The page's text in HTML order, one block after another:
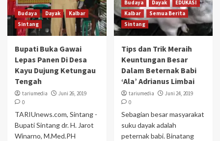
Budaya Dayak
Kalbar
Sintang
Bupati Buka Gawai
Lepas Panen Di Desa
Kayu Dujung Ketungau
Tengah
tariumedia
Juni 26, 2019
0
TARIUnews.com, Sintang -
Bupati Sintang dr. H. Jarot
Winarno, M.Med.PH
Budaya Dayak
EDUKASI
Kalbar
Semua Berita
Sintang
Tips dan Trik Meraih
Keuntungan Besar
Dalam Beternak Babi
‘Ala’ Adrianus Limbai
tariumedia
Juni 24, 2019
0
Sebagian besar masyarakat
suku dayak adalah
peternak babi. Binatang